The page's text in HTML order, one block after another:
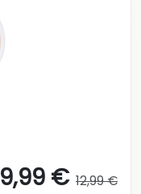
9,99 € 12,99 €